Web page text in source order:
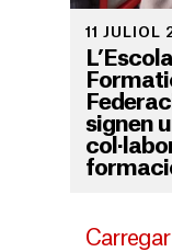
11 JULIOL
signen